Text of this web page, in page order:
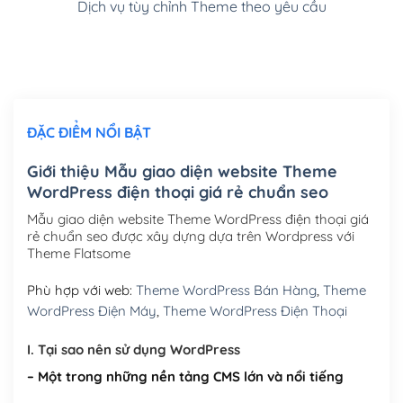
Cài đặt SMTP Mail cho site Wordpress(+100,000₫)
Mua thêm Host + Tên miền
Tên miền quốc tế .com .net .org (1 năm)
Tên miền Việt Nam .vn (1 năm) (+550,000₫)
Hosting 2GB SSD (1 năm)(+450,000₫)
Hosting 5GB SSD (1 năm) (+650,000₫)
Dịch vụ tùy chỉnh Theme theo yêu cầu
ĐẶC ĐIỂM NỔI BẬT
Giới thiệu Mẫu giao diện website Theme
WordPress điện thoại giá rẻ chuẩn seo
Mẫu giao diện website Theme WordPress điện thoại giá
rẻ chuẩn seo được xây dựng dựa trên Wordpress với
Theme Flatsome
Phù hợp với web: Theme WordPress Bán Hàng, Theme
WordPress Điện Máy, Theme WordPress Điện Thoại
I. Tại sao nên sử dụng WordPress
– Một trong những nền tảng CMS lớn và nổi tiếng